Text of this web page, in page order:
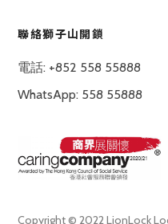
聯絡獅子山開鎖
電話: +852 558 55888
WhatsApp: 558 55888
Copyright © 2022 LionLock